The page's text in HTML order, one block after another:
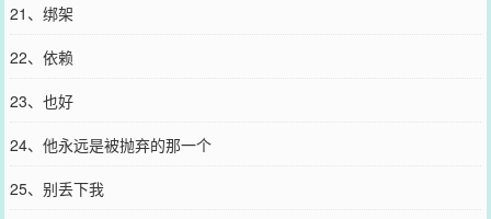
21、绑架
22、依赖
23、也好
24、他永远是被抛弃的那一个
25、别丢下我